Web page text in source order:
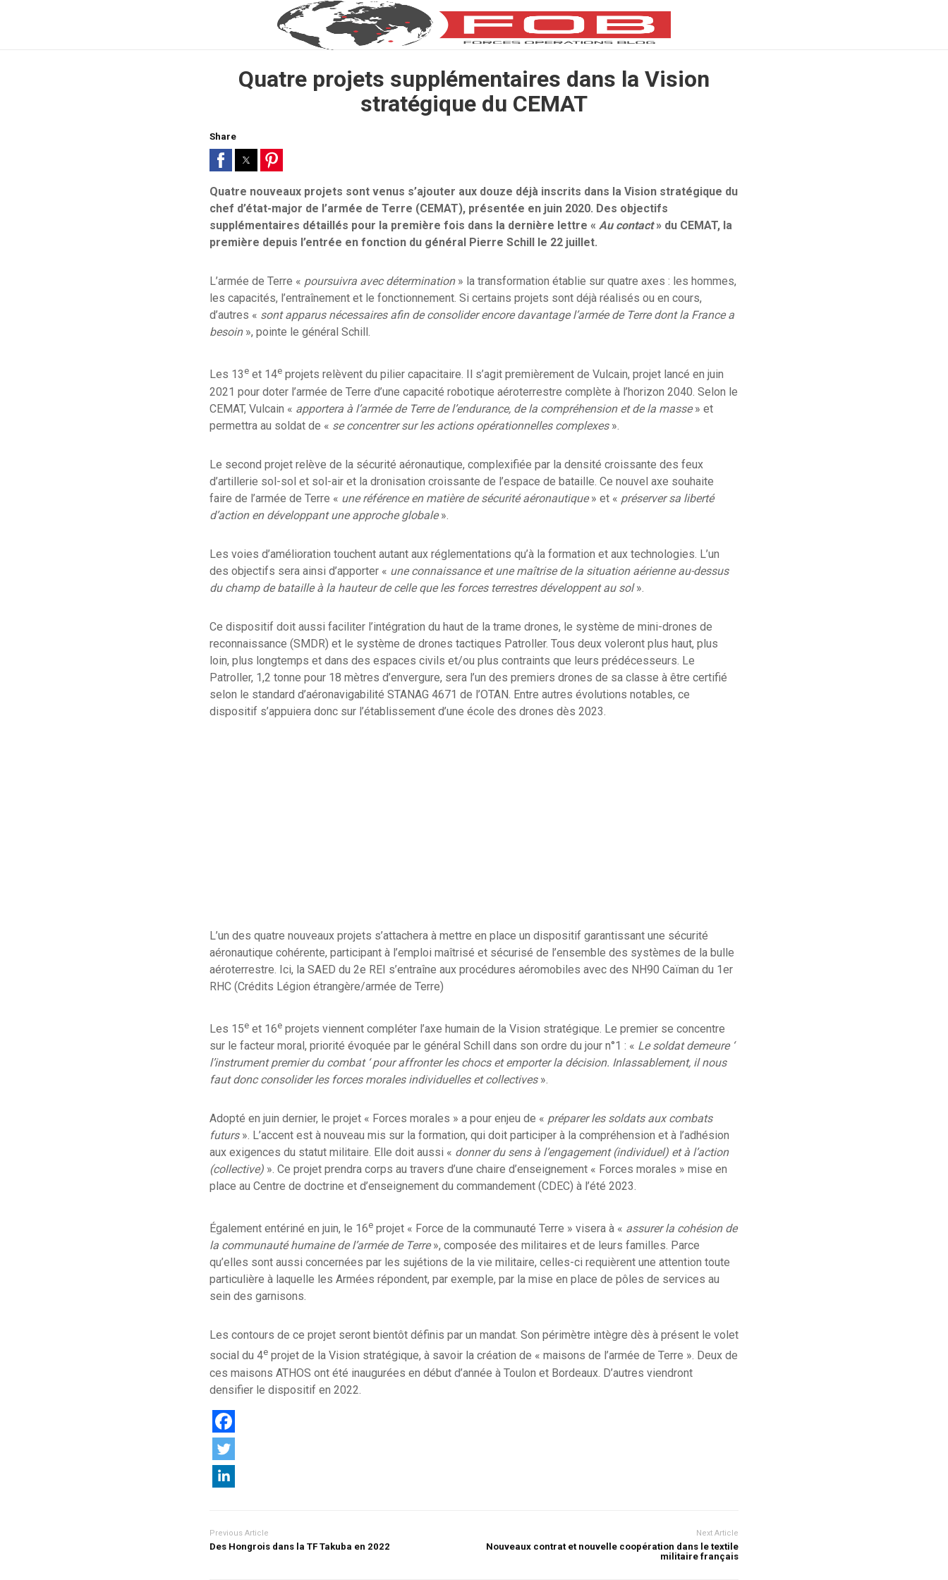
Quatre projets supplémentaires dans la Vision
stratégique du CEMAT
Share
Quatre nouveaux projets sont venus s’ajouter aux douze déjà inscrits dans la Vision stratégique du
chef d’état-major de l’armée de Terre (CEMAT), présentée en juin 2020. Des objectifs
supplémentaires détaillés pour la première fois dans la dernière lettre « Au contact» du CEMAT, la
première depuis l’entrée en fonction du général Pierre Schill le 22 juillet.
L’armée de Terre « poursuivra avec détermination» la transformation établie sur quatre axes : les hommes,
les capacités, l’entraînement et le fonctionnement. Si certains projets sont déjà réalisés ou en cours,
d’autres « sont apparus nécessaires afin de consolider encore davantage l’armée de Terre dont la France a
besoin», pointe le général Schill.
Les 13e et 14e projets relèvent du pilier capacitaire. Il s’agit premièrement de Vulcain, projet lancé en juin
2021 pour doter l’armée de Terre d’une capacité robotique aéroterrestre complète à l’horizon 2040. Selon le
CEMAT, Vulcain « apportera à l’armée de Terre de l’endurance, de la compréhension et de la masse» et
permettra au soldat de « se concentrer sur les actions opérationnelles complexes».
Le second projet relève de la sécurité aéronautique, complexifiée par la densité croissante des feux
d’artillerie sol-sol et sol-air et la dronisation croissante de l’espace de bataille. Ce nouvel axe souhaite
faire de l’armée de Terre « une référence en matière de sécurité aéronautique» et « préserver sa liberté
d’action en développant une approche globale».
Les voies d’amélioration touchent autant aux réglementations qu’à la formation et aux technologies. L’un
des objectifs sera ainsi d’apporter « une connaissance et une maîtrise de la situation aérienne au-dessus
du champ de bataille à la hauteur de celle que les forces terrestres développent au sol».
Ce dispositif doit aussi faciliter l’intégration du haut de la trame drones, le système de mini-drones de
reconnaissance (SMDR) et le système de drones tactiques Patroller. Tous deux voleront plus haut, plus
loin, plus longtemps et dans des espaces civils et/ou plus contraints que leurs prédécesseurs. Le
Patroller, 1,2 tonne pour 18 mètres d’envergure, sera l’un des premiers drones de sa classe à être certifié
selon le standard d’aéronavigabilité STANAG 4671 de l’OTAN. Entre autres évolutions notables, ce
dispositif s’appuiera donc sur l’établissement d’une école des drones dès 2023.
L’un des quatre nouveaux projets s’attachera à mettre en place un dispositif garantissant une sécurité
aéronautique cohérente, participant à l’emploi maîtrisé et sécurisé de l’ensemble des systèmes de la bulle
aéroterrestre. Ici, la SAED du 2e REI s’entraîne aux procédures aéromobiles avec des NH90 Caïman du 1er
RHC (Crédits Légion étrangère/armée de Terre)
Les 15e et 16e projets viennent compléter l’axe humain de la Vision stratégique. Le premier se concentre
sur le facteur moral, priorité évoquée par le général Schill dans son ordre du jour n°1 : « Le soldat demeure ‘
l’instrument premier du combat ‘ pour affronter les chocs et emporter la décision. Inlassablement, il nous
faut donc consolider les forces morales individuelles et collectives».
Adopté en juin dernier, le projet « Forces morales » a pour enjeu de « préparer les soldats aux combats
futurs». L’accent est à nouveau mis sur la formation, qui doit participer à la compréhension et à l’adhésion
aux exigences du statut militaire. Elle doit aussi « donner du sens à l’engagement (individuel) et à l’action
(collective) ». Ce projet prendra corps au travers d’une chaire d’enseignement « Forces morales » mise en
place au Centre de doctrine et d’enseignement du commandement (CDEC) à l’été 2023.
Également entériné en juin, le 16e projet « Force de la communauté Terre » visera à « assurer la cohésion de
la communauté humaine de l’armée de Terre», composée des militaires et de leurs familles. Parce
qu’elles sont aussi concernées par les sujétions de la vie militaire, celles-ci requièrent une attention toute
particulière à laquelle les Armées répondent, par exemple, par la mise en place de pôles de services au
sein des garnisons.
Les contours de ce projet seront bientôt définis par un mandat. Son périmètre intègre dès à présent le volet
social du 4e projet de la Vision stratégique, à savoir la création de « maisons de l’armée de Terre ». Deux de
ces maisons ATHOS ont été inaugurées en début d’année à Toulon et Bordeaux. D’autres viendront
densifier le dispositif en 2022.
Previous Article
Des Hongrois dans la TF Takuba en 2022
Next Article
Nouveaux contrat et nouvelle coopération dans le textile
militaire français